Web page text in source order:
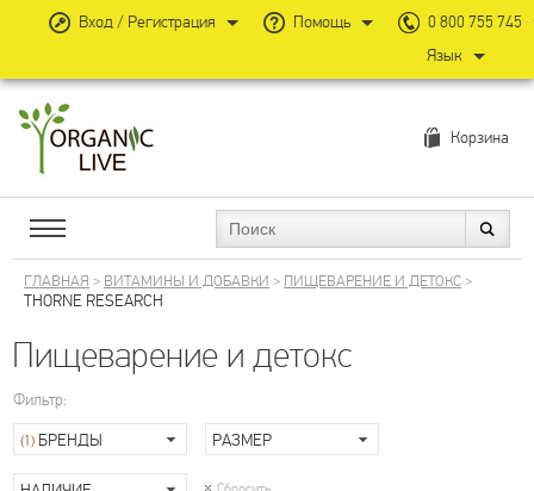
Корзина
ГЛАВНАЯ > ВИТАМИНЫ И ДОБАВКИ > ПИЩЕВАРЕНИЕ И ДЕТОКС>
THORNE RESEARCH
Пищеварение и детокс
Фильтр:
(1) БРЕНДЫ РАЗМЕР
Вход / Регистрация Помощь
0 800 755 745
Язык